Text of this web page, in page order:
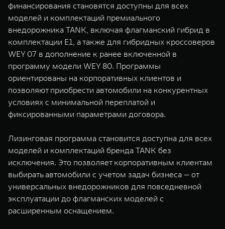
WEY 07
Расширяя границы комфорта
от 6 149 000 ₽ от 5 699
WEY 80
Масштаб возможностей
от 6 449 000 ₽
WEY 80
финансирования становятся доступны для всех
моделей и комплектаций премиального
внедорожника TANK, включая флагманский гибрид в
комплектации E1, а также для гибридных кроссоверов
WEY 07 в дополнение к ранее включенной в
программу модели WEY 80. Программы
ориентированы на корпоративных клиентов и
позволяют приобрести автомобили на конкурентных
условиях с минимальной переплатой и
фиксированными параметрами договора.
Лизинговая программа становится доступна для всех
моделей и комплектаций бренда TANK без
исключения. Это позволяет корпоративным клиентам
выбирать автомобили с учетом задач бизнеса — от
универсальных внедорожников для повседневной
эксплуатации до флагманских моделей с
расширенным оснащением.